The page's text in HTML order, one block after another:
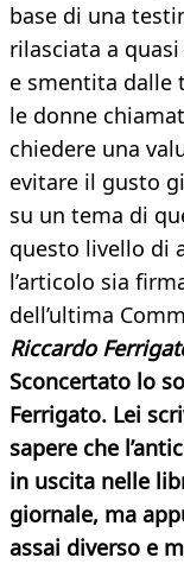
base di una
rilasciata a
e smentita
le donne
chiedere una
evitare il gusto
su un tema di
questo livello di
l’articolo sia
dell’ultima
Riccardo
Sconcertato lo
Ferrigato. Lei
sapere che
in uscita nelle
giornale, ma
assai diverso e